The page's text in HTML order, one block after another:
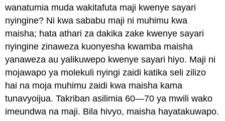
polar
Maji
Hutulia
Joto
Maji
Ni
kutengenezea
Maji
ni
mshikamano
wanatumia muda wakitafuta maji kwenye sayari
nyingine? Ni kwa sababu maji ni muhimu kwa
maisha; hata athari za dakika zake kwenye sayari
nyingine zinaweza kuonyesha kwamba maisha
yanaweza au yalikuwepo kwenye sayari hiyo. Maji ni
mojawapo ya molekuli nyingi zaidi katika seli zilizo
hai na moja muhimu zaidi kwa maisha kama
tunavyoijua. Takriban asilimia 60—70 ya mwili wako
imeundwa na maji. Bila hivyo, maisha hayatakuwapo.